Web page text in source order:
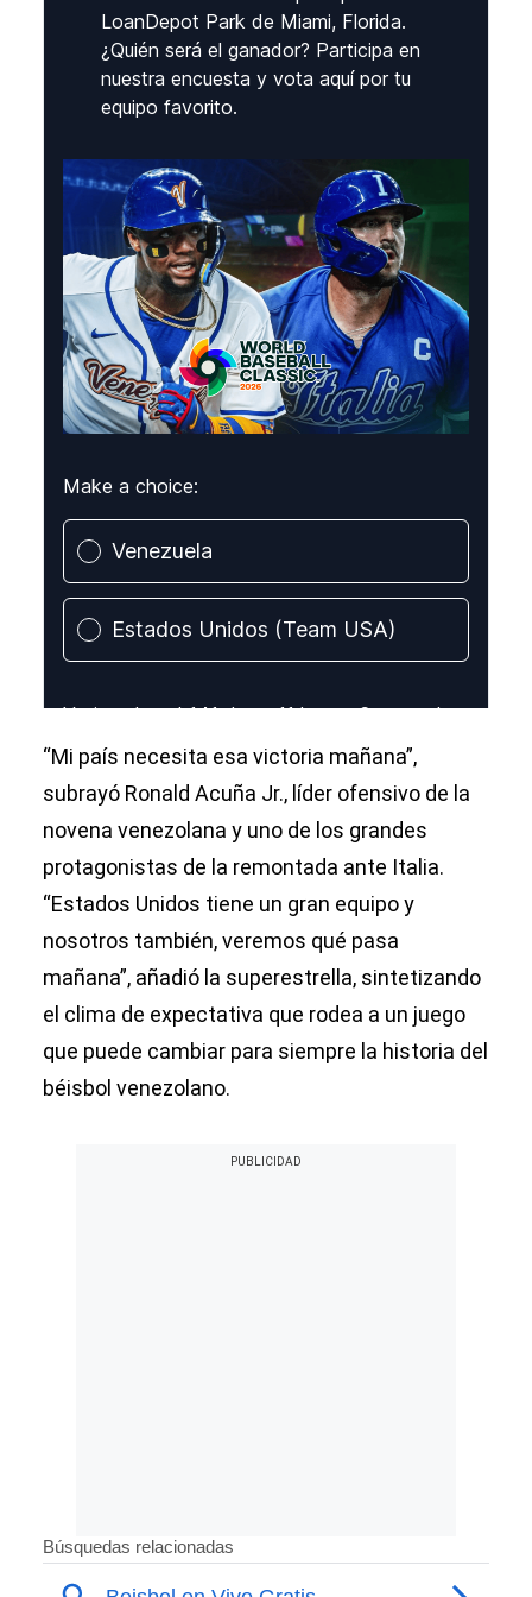
“Mi país necesita esa victoria mañana”,
subrayó Ronald Acuña Jr., líder ofensivo de la
novena venezolana y uno de los grandes
protagonistas de la remontada ante Italia.
“Estados Unidos tiene un gran equipo y
nosotros también, veremos qué pasa
mañana”, añadió la superestrella, sintetizando
el clima de expectativa que rodea a un juego
que puede cambiar para siempre la historia del
béisbol venezolano.